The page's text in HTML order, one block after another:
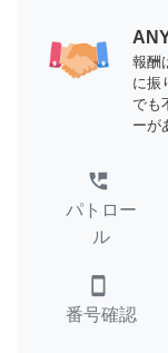
報酬
に振
でも
ーが
perm_phone_msg
パトロー
ル
smartphone
番号確認